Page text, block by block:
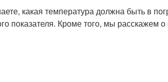
какая температура должна быть в
показателя. Кроме того, мы